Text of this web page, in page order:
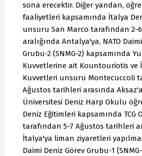
sona erecektir. Diğer yandan,
faaliyetleri kapsamında İtalya
unsuru San Marco tarafından 2-
aralığında Antalya'ya, NATO
Grubu-2 (SNMG-2) kapsamında
Kuvvetlerine ait Kountouriotis ve
Kuvvetleri unsuru Montecuccoli
Ağustos tarihleri arasında
Üniversitesi Deniz Harp Okulu
Deniz Eğitimleri kapsamında TCG
tarafından 5-7 Ağustos tarihleri
İtalya'ya liman ziyaretleri
Daimi Deniz Görev Grubu-1